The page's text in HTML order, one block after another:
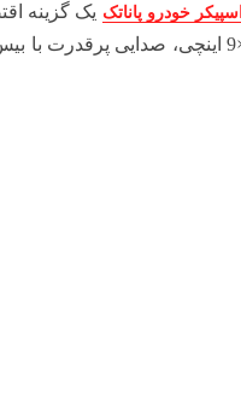
اسپیکر خودرو پاناتک یک گزینه
در عین حال قدرتمند برای ارتقای سیستم صوتی خودرو است. این باند بیضی با سایز استاندارد 6×9